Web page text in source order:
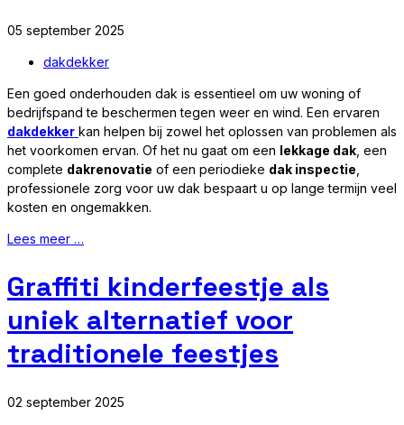
05 september 2025
dakdekker
Een goed onderhouden dak is essentieel om uw woning of
bedrijfspand te beschermen tegen weer en wind. Een ervaren
dakdekker kan helpen bij zowel het oplossen van problemen als
het voorkomen ervan. Of het nu gaat om een lekkage dak , een
complete dakrenovatie of een periodieke dak inspectie
professionele zorg voor uw dak bespaart u op lange termijn veel
kosten en ongemakken.
Lees meer …
Graffiti kinderfeestje als
uniek alternatief voor
traditionele feestjes
02 september 2025